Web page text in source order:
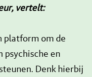
vertelt:
platform om de
psychische en
Denk hierbij